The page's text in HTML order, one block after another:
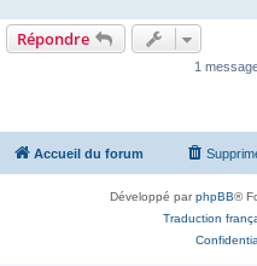
Répondre
1
Accueil du forum
Développé parphpBB®
Traduction